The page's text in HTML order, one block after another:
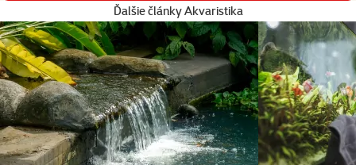
Ďalšie články Akvaristika